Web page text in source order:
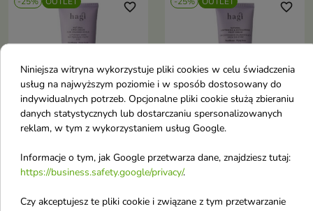
intensywnie nawilża,
pozostawiając stopy gładkie,
odświeżone i zregenerowane

favorite_border
lipidowy Krem na
pękające pięty 75 ml
Krem na pękające pięty

favorite_border
do stóp zmiękczająco-
złuszczający 75 ml(26-
09-2026)
Niniejsza witryna wykorzystuje pliki cookies w celu świadczenia
usług na najwyższym poziomie i w sposób dostosowany do
indywidualnych potrzeb. Opcjonalne pliki cookie służą zbieraniu
danych statystycznych lub dostarczaniu spersonalizowanych
reklam, w tym z wykorzystaniem usług Google.
Informacje o tym, jak Google przetwarza dane, znajdziesz tutaj:
https://business.safety.google/privacy/.
Czy akceptujesz te pliki cookie i związane z tym przetwarzanie